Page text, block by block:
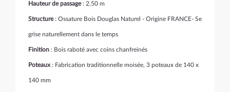
Hauteur de passage: 2.50 m
Structure: Ossature Bois Douglas Naturel - Origine FRANCE- Se
grise naturellement dans le temps
Finition : Bois raboté avec coins chanfreinés
Poteaux: Fabrication traditionnelle moisée, 3 poteaux de 140 x
140 mm